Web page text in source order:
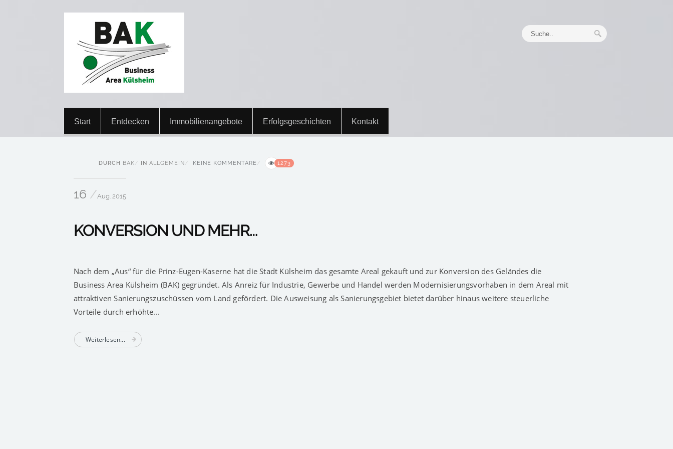
Start Entdecken Immobilienangebote Erfolgsgeschichten Kontakt
DURCH BAK IN ALLGEMEIN KEINE KOMMENTARE 1273
16 Aug. 2015
KONVERSION UND MEHR…
Nach dem „Aus“ für die Prinz-Eugen-Kaserne hat die Stadt Külsheim das gesamte Areal gekauft und zur Konversion des Geländes die
Business Area Külsheim (BAK) gegründet. Als Anreiz für Industrie, Gewerbe und Handel werden Modernisierungsvorhaben in dem Areal mit
attraktiven Sanierungszuschüssen vom Land gefördert. Die Ausweisung als Sanierungsgebiet bietet darüber hinaus weitere steuerliche
Vorteile durch erhöhte...
Weiterlesen...